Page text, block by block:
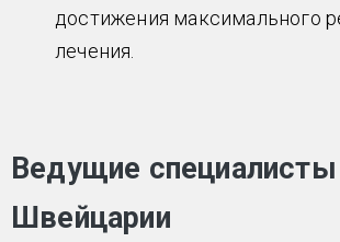
достижения максимального
лечения.
Ведущие специалисты
Швейцарии